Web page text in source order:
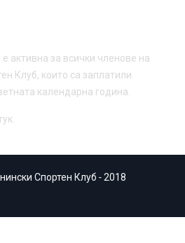
активна за всички членове на
Клуб, които са заплатили
календарна година.
Спортен Клуб -2018